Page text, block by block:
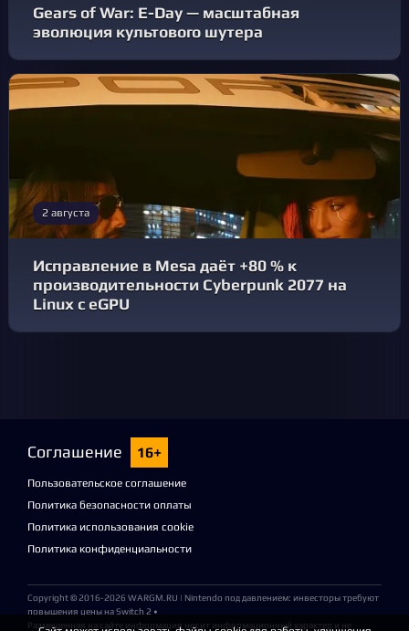
Gears of War: E-Day — масштабная
эволюция культового шутера
2 августа
Исправление в Mesa даёт +80 % к
производительности Cyberpunk 2077 на
Linux с eGPU
Соглашение 16+
Пользовательское соглашение
Политика безопасности оплаты
Политика использования cookie
Политика конфиденциальности
Copyright © 2016-2026 WARGM.RU | Nintendo под давлением: инвесторы требуют
повышения цены на Switch 2 •
Размещенная на сайте информация носит информационный характер и не